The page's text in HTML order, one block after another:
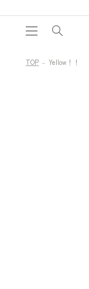
ンツに
進む
TOP Yellow！！